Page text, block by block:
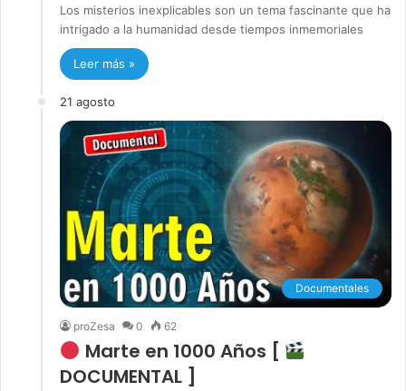
Los misterios inexplicables son un tema fascinante que ha
intrigado a la humanidad desde tiempos inmemoriales
Leer más »
21 agosto
Documentales
proZesa 0 62
Marte en 1000 Años [
DOCUMENTAL ]